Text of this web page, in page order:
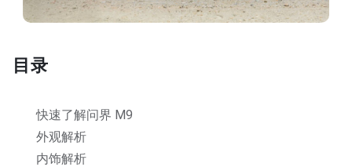
目录
快速了解问界 M9
外观解析
内饰解析